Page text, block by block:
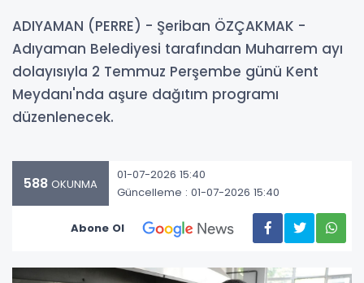
ADIYAMAN (PERRE) - Şeriban ÖZÇAKMAK -
Adıyaman Belediyesi tarafından Muharrem ayı
dolayısıyla 2 Temmuz Perşembe günü Kent
Meydanı'nda aşure dağıtım programı
düzenlenecek.
588 OKUNMA
01-07-2026 15:40
Güncelleme : 01-07-2026 15:40
Abone Ol